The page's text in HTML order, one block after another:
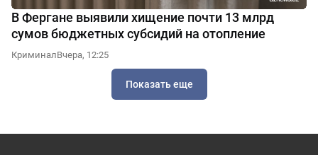
В Фергане выявили хищение почти 13 млрд
сумов бюджетных субсидий на отопление
КриминалВчера, 12:25
Показать еще